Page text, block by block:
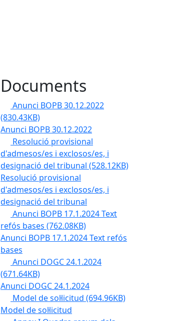
Documents
Anunci BOPB 30.12.2022
(830.43KB)
Anunci BOPB 30.12.2022
Resolució provisional
d'admesos/es i exclosos/es, i
designació del tribunal (528.12KB)
Resolució provisional
d'admesos/es i exclosos/es, i
designació del tribunal
Anunci BOPB 17.1.2024 Text
refós bases (762.08KB)
Anunci BOPB 17.1.2024 Text refós
bases
Anunci DOGC 24.1.2024
(671.64KB)
Anunci DOGC 24.1.2024
Model de sol·licitud (694.96KB)
Model de sol·licitud